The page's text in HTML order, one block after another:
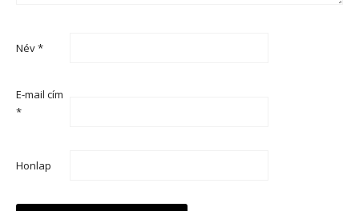
Név*
E-mail cím
*
Honlap